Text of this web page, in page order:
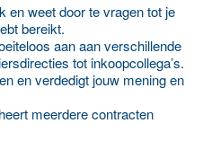
en weet door te vragen tot je
bereikt.
aan aan verschillende
tot inkoopcollega’s.
en verdedigt jouw mening en
meerdere contracten